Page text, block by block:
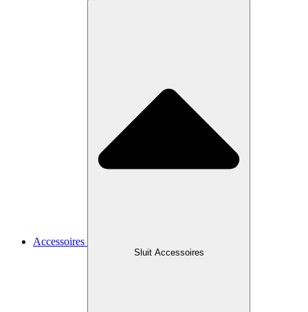
Accessoires
Sluit Accessoires